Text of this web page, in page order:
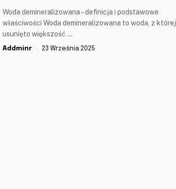
Woda demineralizowana – definicja i podstawowe
właściwości Woda demineralizowana to woda, z której
usunięto większość …
Addminr 23 Września 2025